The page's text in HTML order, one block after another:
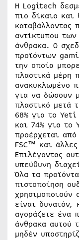
Η Logitech
πιο δίκαιο και
καταβάλλοντας
αντίκτυπου
άνθρακα. Ο
προϊόντων
την οποία
πλαστικά μέρη
ανακυκλωμένο
για να δώσουν
πλαστικό μετά
68% για το
και 74% για το
προέρχεται
FSC™ και
Επιλέγοντας
υπεύθυνη
Όλα τα
πιστοποίηση
χρησιμοποιούν
είναι δυνατόν,
αγοράζετε ένα
άνθρακα αυτού
μηδέν